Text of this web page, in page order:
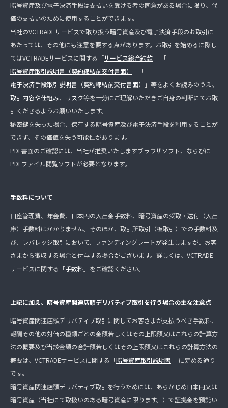
暗号資産及び電子決済手段は支払いを受ける者の同意がある場合に限り、代
価の支払いのために使用することができます。
当社のVCTRADEサービスで取り扱う暗号資産及び電子決済手段のお取引に
あたっては、その他にも注意を要する点があります。お取引を始めるに際し
てはVCTRADEサービスに関する「サービス総合約款 」「
暗号資産取引説明書（契約締結前交付書面）
」「
電子決済手段取引説明書（契約締結前交付書面）
」等をよくお読みのうえ、
取引内容や仕組み、 リスク等を十分にご理解いただきご自身の判断にてお取
引くださるようお願いいたします。
秘密鍵を失った場合、保有する暗号資産及び電子決済手段を利用することが
できず、その価値を失う可能性があります。
PDF書面のご確認には、当社が推奨いたしますブラウザソフト、ならびに
PDFファイル閲覧ソフトが必要となります。
手数料について
口座管理費、年会費、日本円の入出金手数料、暗号資産の受取・送付（入出
庫）手数料はかかりません。そのほか、取引所取引（板取引）での手数料及
び、レバレッジ取引において、ファンディングレートが発生しますが、お客
さまから徴収する場合と付与する場合がございます。詳しくは、VCTRADE
サービスに関する「手数料」をご確認ください。
上記に加え、暗号資産関連店頭デリバティブ取引を行う場合の主な注意点
暗号資産関連店頭デリバティブ取引に関してお客さまが支払うべき手数料、
報酬その他の対価の種類ごとの金額若しくはその上限額又はこれらの計算方
法の概要及び当該金額の合計額若しくはその上限額又はこれらの計算方法の
概要は、VCTRADEサービスに関する「暗号資産取引説明書」 に定める通り
です。
暗号資産関連店頭デリバティブ取引を行うためには、あらかじめ日本円又は
暗号資産（当社にて取扱いのある暗号資産に限ります。）で証拠金を預託い